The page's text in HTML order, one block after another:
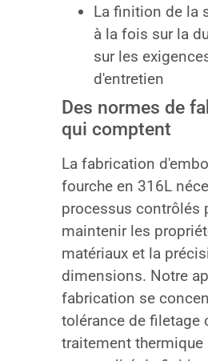
La finition de la
à la fois sur la
sur les
d'entretien
Des normes de
qui comptent
La fabrication
fourche en 316L
processus contrôlés
maintenir les
matériaux et la
dimensions. Notre
fabrication se
tolérance de filetage
traitement thermique